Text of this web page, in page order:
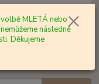
za0,00 Kč
MLETÁ nebo
následně
Děkujeme